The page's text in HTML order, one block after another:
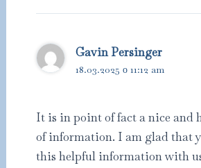
Gavin Persinger
18.03.2025 о 11:12 am
It is in point of fact a nice and
of information. I am glad that
this helpful information with